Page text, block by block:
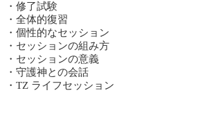
・修了試験
・全体的復習
・個性的なセッション
・セッションの組み方
・セッションの意義
・守護神との会話
・TZ ライフセッション